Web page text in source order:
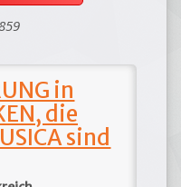
in
die
sind